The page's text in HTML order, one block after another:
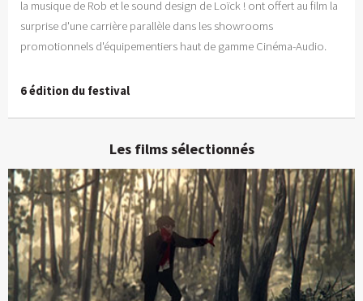
la musique de Rob et le sound design de Loïck ! ont offert au film la
surprise d'une carrière parallèle dans les showrooms
promotionnels d'équipementiers haut de gamme Cinéma-Audio.
6 édition du festival
Les films sélectionnés